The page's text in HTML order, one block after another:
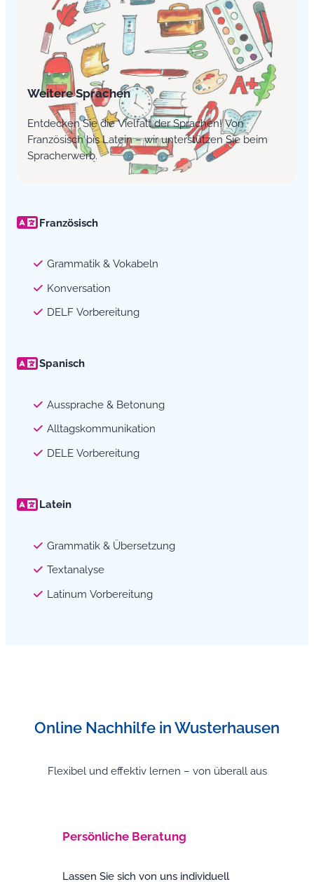
Weitere Sprachen
Entdecken Sie die Vielfalt der Sprachen! Von
Französisch bis Latein – wir unterstützen Sie beim
Spracherwerb.
Französisch
Grammatik & Vokabeln
Konversation
DELF Vorbereitung
Spanisch
Aussprache & Betonung
Alltagskommunikation
DELE Vorbereitung
Latein
Grammatik & Übersetzung
Textanalyse
Latinum Vorbereitung
Online Nachhilfe in Wusterhausen
Flexibel und effektiv lernen – von überall aus
Persönliche Beratung
Lassen Sie sich von uns individuell